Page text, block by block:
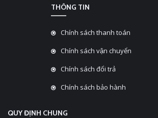
THÔNG TIN
Chính sách thanh toán
Chính sách vận chuyển
Chính sách đổi trả
Chính sách bảo hành
QUY ĐỊNH CHUNG